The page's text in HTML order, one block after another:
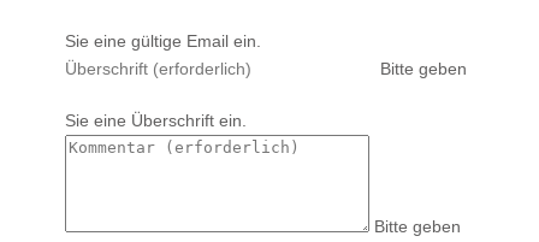
Sie eine gültige Email ein.
Bitte geben
Sie eine Überschrift ein.
Bitte geben